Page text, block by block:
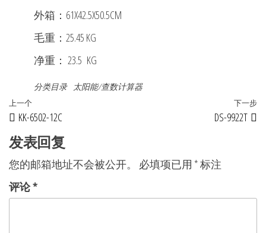
外箱：61X42.5X50.5CM
毛重：25.45 KG
净重： 23.5 KG
分类目录 太阳能/查数计算器
文
章
导
航
上
一
篇
章
上一个
KK-6502-12C
下一步
DS-9922T
发表回复
您的邮箱地址不会被公开。 必填项已用 *标注
评论*